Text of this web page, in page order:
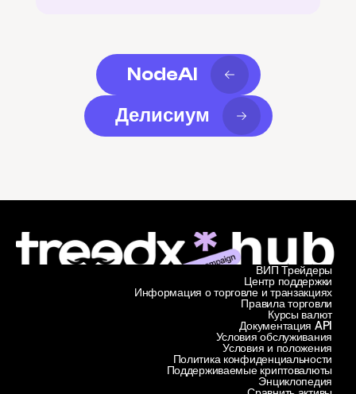
NodeAI
Делисиум
Центр поддержки
Информация о торговле и транзакциях
ВИП Трейдеры
Правила торговли
Курсы валют
Документация API
Условия обслуживания
Условия и положения
Политика конфиденциальности
Поддерживаемые криптовалюты
Энциклопедия